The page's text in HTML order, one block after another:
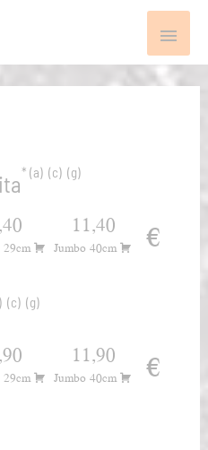
a c g
11,40
Jumbo 40cm €
c g
11,90
Jumbo 40cm €